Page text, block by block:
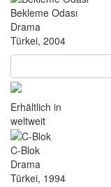
Bekleme Odası
Drama
Türkei, 2004
Erhältlich in
weltweit
C-Blok
Drama
Türkei, 1994